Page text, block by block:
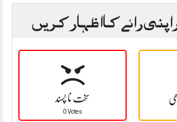
رائے کا اظہار کریں
سخت نا پسند
0 Votes